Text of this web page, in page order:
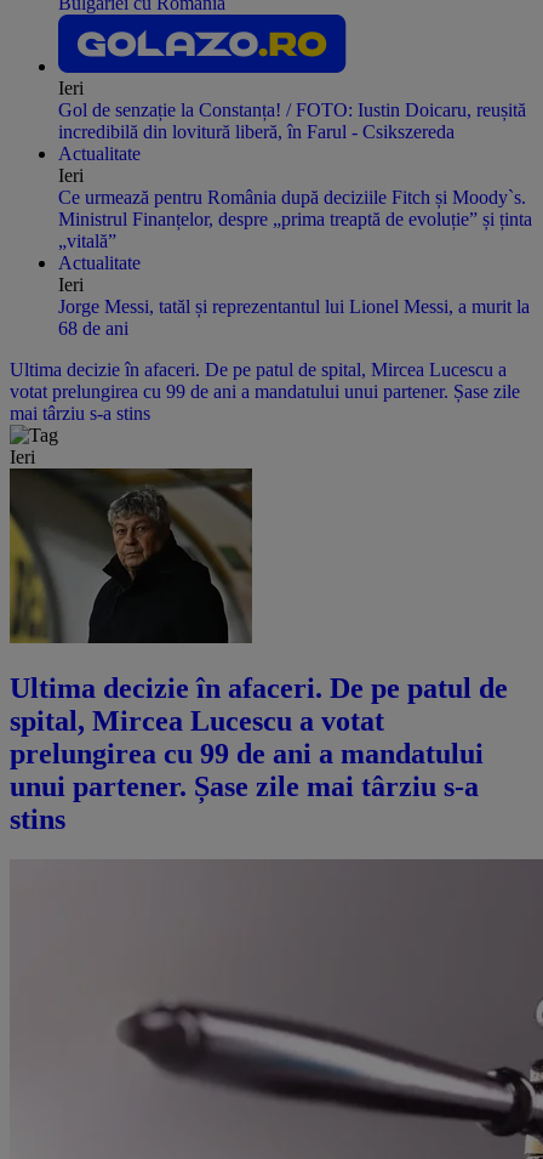
Ieri
Gol de senzație la Constanța! / FOTO: Iustin Doicaru, reușită
incredibilă din lovitură liberă, în Farul - Csikszereda
Actualitate
Ieri
Ce urmează pentru România după deciziile Fitch și Moody`s.
Ministrul Finanțelor, despre „prima treaptă de evoluție” și ținta
„vitală”
Actualitate
Ieri
Jorge Messi, tatăl și reprezentantul lui Lionel Messi, a murit la
68 de ani
Ultima decizie în afaceri. De pe patul de spital, Mircea Lucescu a
votat prelungirea cu 99 de ani a mandatului unui partener. Șase zile
mai târziu s-a stins
Ieri
Ultima decizie în afaceri. De pe patul de
spital, Mircea Lucescu a votat
prelungirea cu 99 de ani a mandatului
unui partener. Șase zile mai târziu s-a
stins